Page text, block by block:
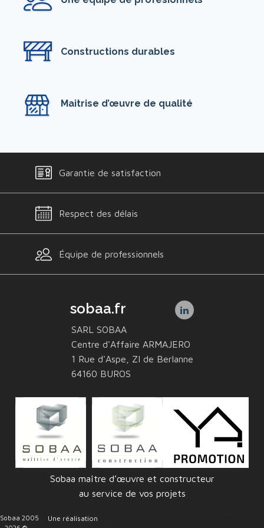
Constructions durables
Maitrise d’œuvre de qualité
Garantie de satisfaction
Respect des délais
Équipe de professionnels
Sobaa maître d’œuvre et constructeur
au service de vos projets
sobaa.fr
SARL SOBAA
Centre d'Affaire ARMAJERO
1 Rue d'Aspe, ZI de Berlanne
64160 BUROS
Sobaa 2005
Une réalisation